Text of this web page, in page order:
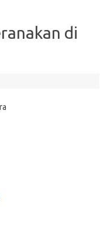
di